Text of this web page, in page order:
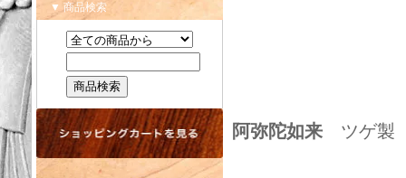
▼ 商品検索
阿弥陀如来 ツゲ製